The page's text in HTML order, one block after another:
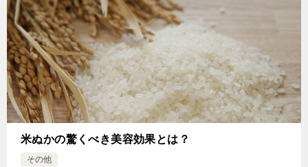
米ぬかの驚くべき美容効果とは？
その他